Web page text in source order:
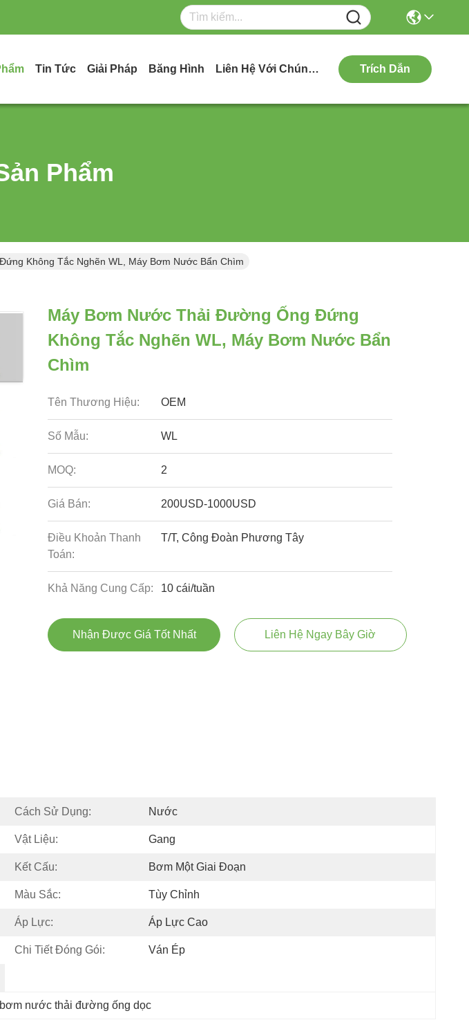
Tin Tức Giải Pháp Băng Hình Liên Hệ Với Chúng Tôi Trích Dẫn
Phẩm
Không Tắc Nghẽn WL, Máy Bơm Nước Bẩn Chìm
Máy Bơm Nước Thải Đường Ống Đứng
Không Tắc Nghẽn WL, Máy Bơm Nước Bẩn
Chìm
Tên Thương Hiệu: OEM
Số Mẫu: WL
MOQ: 2
Giá Bán: 200USD-1000USD
Điều Khoản Thanh
Toán:
T/T, Công Đoàn Phương Tây
Khả Năng Cung Cấp: 10 cái/tuần
Nhận Được Giá Tốt Nhất Liên Hệ Ngay Bây Giờ
Cách Sử Dụng: Nước
Vật Liệu: Gang
Kết Cấu: Bơm Một Giai Đoạn
Màu Sắc: Tùy Chỉnh
Áp Lực: Áp Lực Cao
Chi Tiết Đóng Gói: Ván Ép
nước thải đường ống dọc